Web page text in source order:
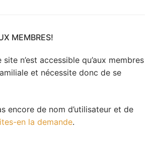
MEMBRES!
n’est accessible qu’aux membres
et nécessite donc de se
encore de nom d’utilisateur et de
en la demande.